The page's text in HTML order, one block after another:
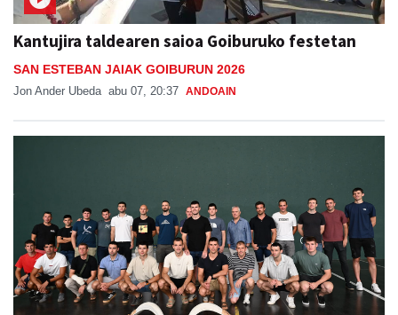
Kantujira taldearen saioa Goiburuko festetan
SAN ESTEBAN JAIAK GOIBURUN 2026
Jon Ander Ubeda abu 07, 20:37 ANDOAIN